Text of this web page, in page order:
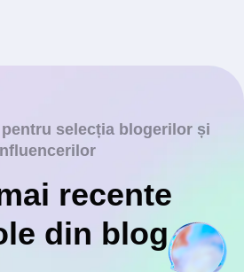
selecția blogerilor și
recente
din blog